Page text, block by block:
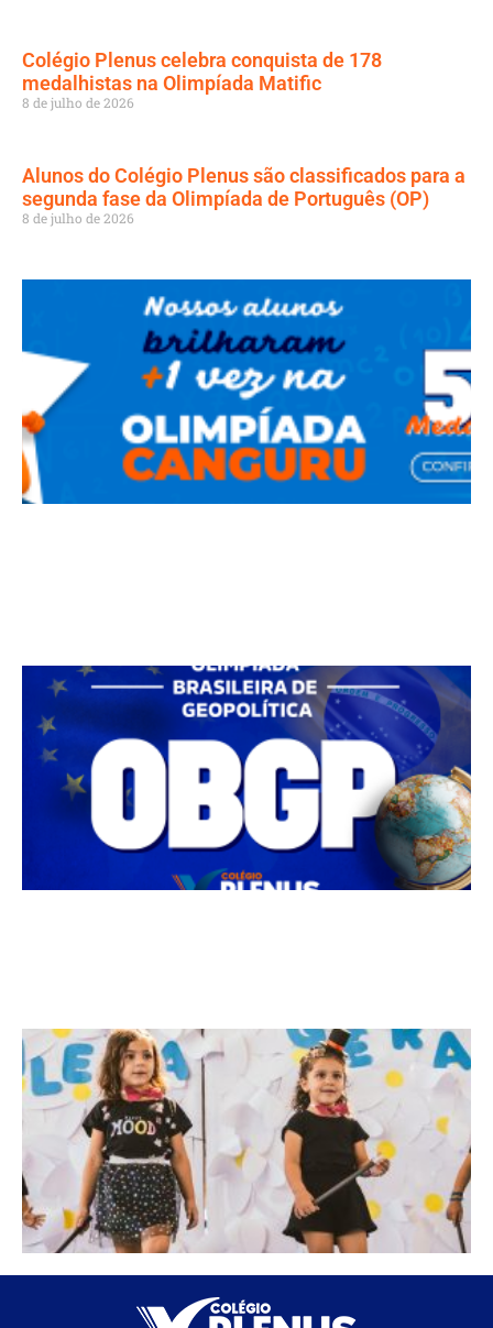
Colégio Plenus celebra conquista de 178
medalhistas na Olimpíada Matific
8 de julho de 2026
Alunos do Colégio Plenus são classificados para a
segunda fase da Olimpíada de Português (OP)
8 de julho de 2026